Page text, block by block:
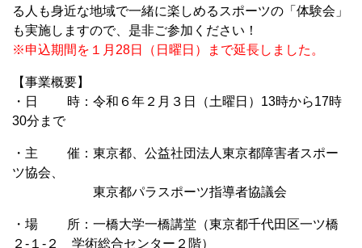
る人も身近な地域で一緒に楽しめるスポーツの「体験会」
も実施しますので、是非ご参加ください！
※申込期間を１月28日（日曜日）まで延長しました。
【事業概要】
・日 時：令和６年２月３日（土曜日）13時から17時
30分まで
・主 催：東京都、公益社団法人東京都障害者スポー
ツ協会、
東京都パラスポーツ指導者協議会
・場 所：一橋大学一橋講堂（東京都千代田区一ツ橋
２-１-２ 学術総合センター２階）